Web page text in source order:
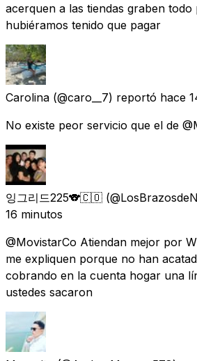
acerquen a las tiendas graben
hubiéramos tenido que pagar
Carolina (@caro__7) reportó hace
No existe peor servicio que el de
잉그리드225🐨🇨🇴
16 minutos
@MovistarCo Atiendan mejor por
me expliquen porque no han
cobrando en la cuenta hogar una
ustedes sacaron